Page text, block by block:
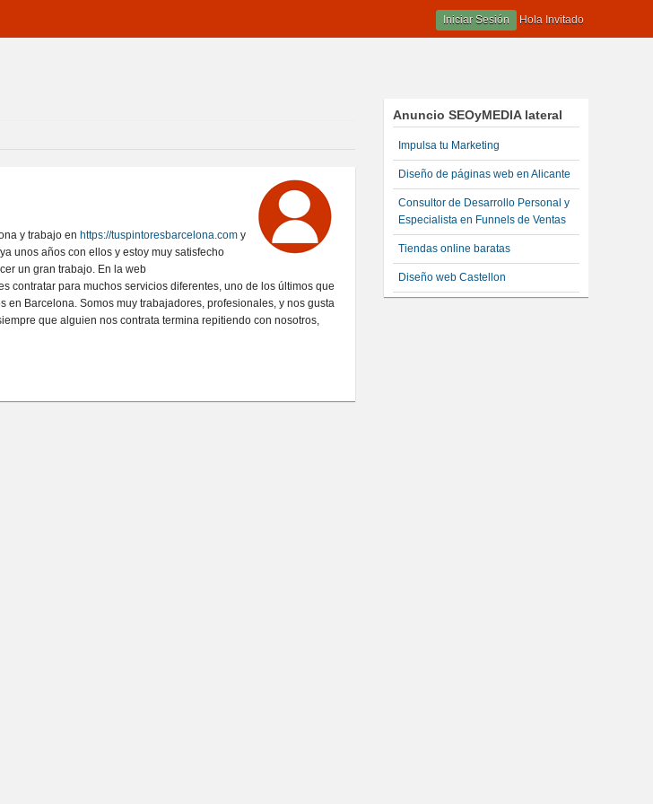
Iniciar Sesión Hola Invitado
y trabajo en https://tuspintoresbarcelona.com y
unos años con ellos y estoy muy satisfecho
un gran trabajo. En la web
contratar para muchos servicios diferentes, uno de los últimos que
en Barcelona. Somos muy trabajadores, profesionales, y nos gusta
que alguien nos contrata termina repitiendo con nosotros,
Anuncio SEOyMEDIA lateral
Impulsa tu Marketing
Diseño de páginas web en Alicante
Consultor de Desarrollo Personal y
Especialista en Funnels de Ventas
Tiendas online baratas
Diseño web Castellon